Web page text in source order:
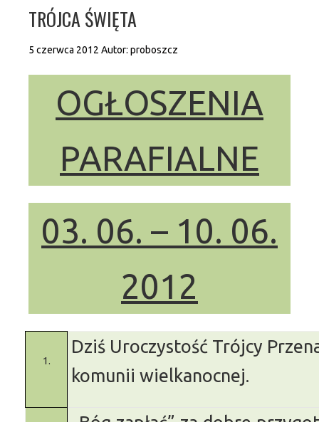
TRÓJCA ŚWIĘTA
5 czerwca 2012 Autor: proboszcz
OGŁOSZENIA
PARAFIALNE
03. 06. – 10. 06.
2012
1.
Dziś Uroczystość Trójcy
komunii wielkanocnej.